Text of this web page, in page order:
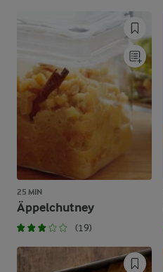
25 MIN
Äppelchutney
(19)